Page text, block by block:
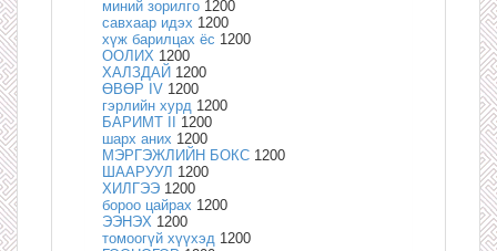
миний зорилго 1200
савхаар идэх 1200
хүж барилцах ёс 1200
ООЛИХ 1200
ХАЛЗДАЙ 1200
ӨВӨР IV 1200
гэрлийн хурд 1200
БАРИМТ II 1200
шарх аних 1200
МЭРГЭЖЛИЙН БОКС 1200
ШААРУУЛ 1200
ХИЛГЭЭ 1200
бороо цайрах 1200
ЭЭНЭХ 1200
томоогүй хүүхэд 1200